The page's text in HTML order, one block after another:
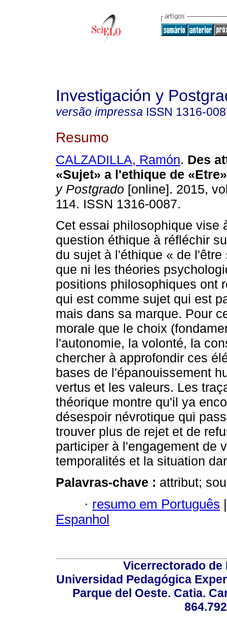
Investigación y
versão impressa ISSN 1316-
Resumo
CALZADILLA, Ramón. Des
«Sujet» a l'ethique de «Etre»
y Postgrado [online]. 2015,
114. ISSN 1316-0087.
Cet essai philosophique vise
question éthique à réfléchir
du sujet à l'éthique « de l'être
que ni les théories
positions philosophiques ont
qui est comme sujet qui est
mais dans sa marque. Pour
morale que le choix
l'autonomie, la volonté, la
chercher à approfondir ces
bases de l'épanouissement
vertus et les valeurs. Les
théorique montre qu'il ya
désespoir névrotique qui
trouver plus de rejet et de
participer à l'engagement de
temporalités et la situation
Palavras-chave : attribut;
· resumo em Português |
Espanhol
Vicerrectorado
Universidad Pedagógica
Parque del Oeste. Catia.